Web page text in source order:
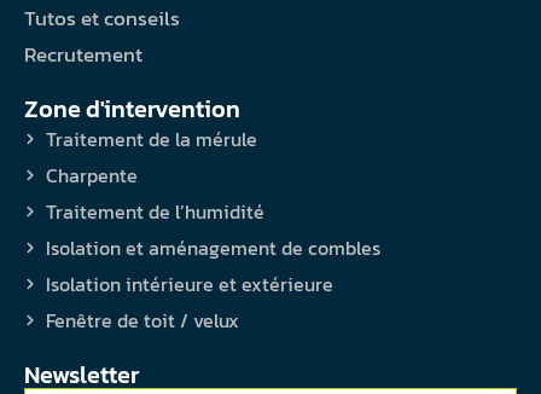
Tutos et conseils
Recrutement
Zone d'intervention
Traitement de la mérule
Charpente
Traitement de l’humidité
Isolation et aménagement de combles
Isolation intérieure et extérieure
Fenêtre de toit / velux
Newsletter